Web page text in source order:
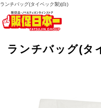
ランチバッグ(タイベック製)(白)
ランチバッグ(タ